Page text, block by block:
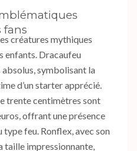
fans
créatures mythiques
enfants. Dracaufeu
absolus, symbolisant la
d’un starter apprécié.
trente centimètres sont
offrant une présence
feu. Ronflex, avec son
taille impressionnante,